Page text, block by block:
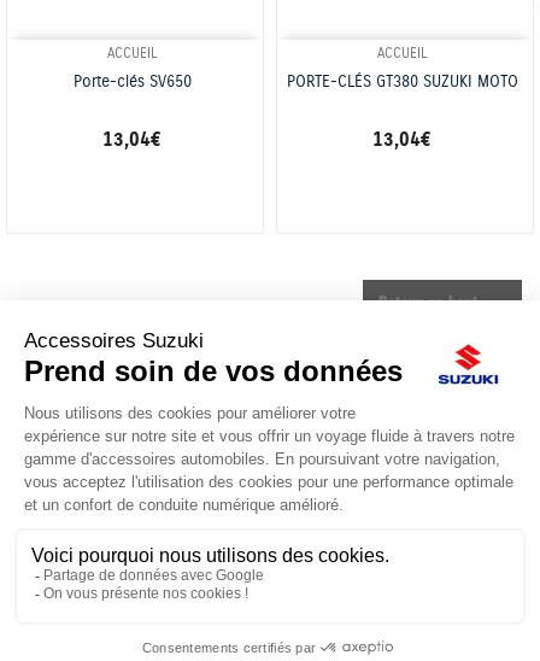
ACCUEIL
Porte-clés SV650
13,04 €
ACCUEIL
PORTE-CLÉS GT380 SUZUKI MOTO
13,04 €
Retour en haut
ACCESSOIRES SUZUKI
Le site d'accessoires Suzuki propose des accessoires d'origine pour
équiper votre véhicule.
© Groupe Legrand 2025